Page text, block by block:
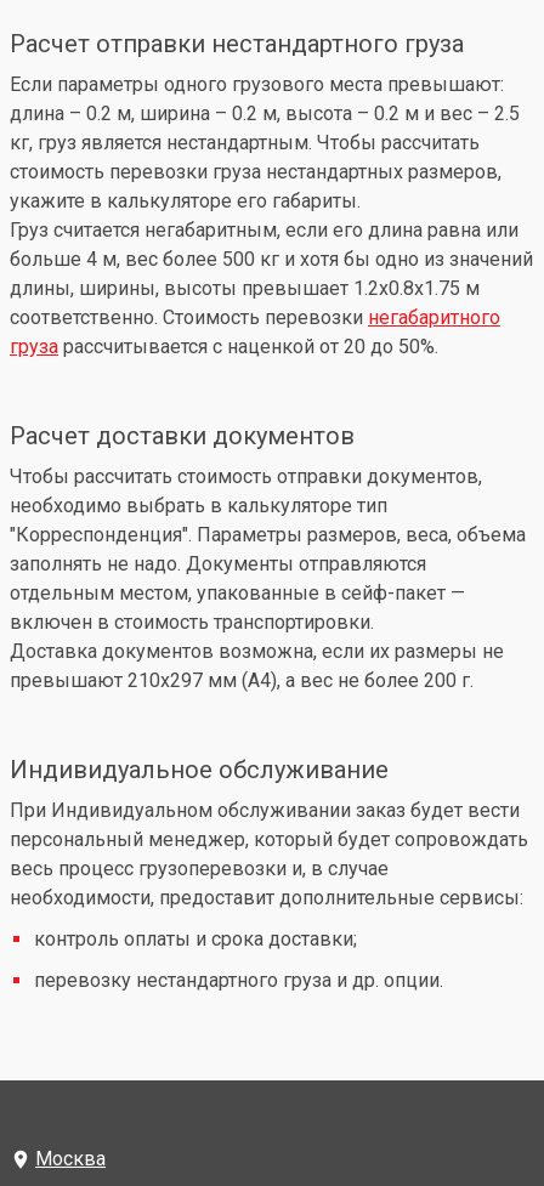
Расчет отправки нестандартного груза
Если параметры одного грузового места превышают:
длина – 0.2 м, ширина – 0.2 м, высота – 0.2 м и вес – 2.5
кг, груз является нестандартным. Чтобы рассчитать
стоимость перевозки груза нестандартных размеров,
укажите в калькуляторе его габариты.
Груз считается негабаритным, если его длина равна или
больше 4 м, вес более 500 кг и хотя бы одно из значений
длины, ширины, высоты превышает 1.2x0.8x1.75 м
соответственно. Стоимость перевозки негабаритного
груза рассчитывается с наценкой от 20 до 50%.
Расчет доставки документов
Чтобы рассчитать стоимость отправки документов,
необходимо выбрать в калькуляторе тип
"Корреспонденция". Параметры размеров, веса, объема
заполнять не надо. Документы отправляются
отдельным местом, упакованные в сейф-пакет —
включен в стоимость транспортировки.
Доставка документов возможна, если их размеры не
превышают 210x297 мм (А4), а вес не более 200 г.
Индивидуальное обслуживание
При Индивидуальном обслуживании заказ будет вести
персональный менеджер, который будет сопровождать
весь процесс грузоперевозки и, в случае
необходимости, предоставит дополнительные сервисы:
контроль оплаты и срока доставки;
перевозку нестандартного груза и др. опции.
Москва